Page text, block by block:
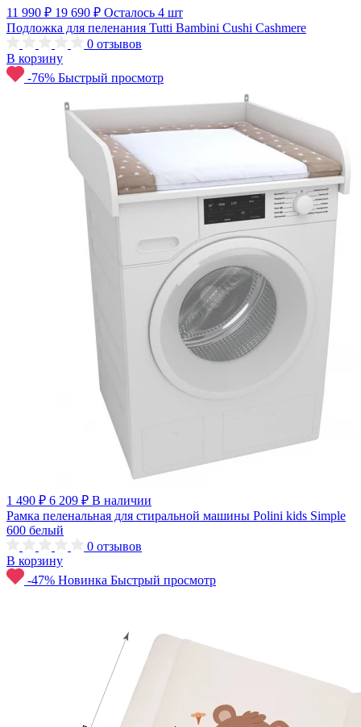
11 990 ₽ 19 690 ₽ Осталось 4 шт
Подложка для пеленания Tutti Bambini Cushi Cashmere
0 отзывов
В корзину
-76% Быстрый просмотр
1 490 ₽ 6 209 ₽ В наличии
Рамка пеленальная для стиральной машины Polini kids Simple
600 белый
0 отзывов
В корзину
-47% Новинка Быстрый просмотр